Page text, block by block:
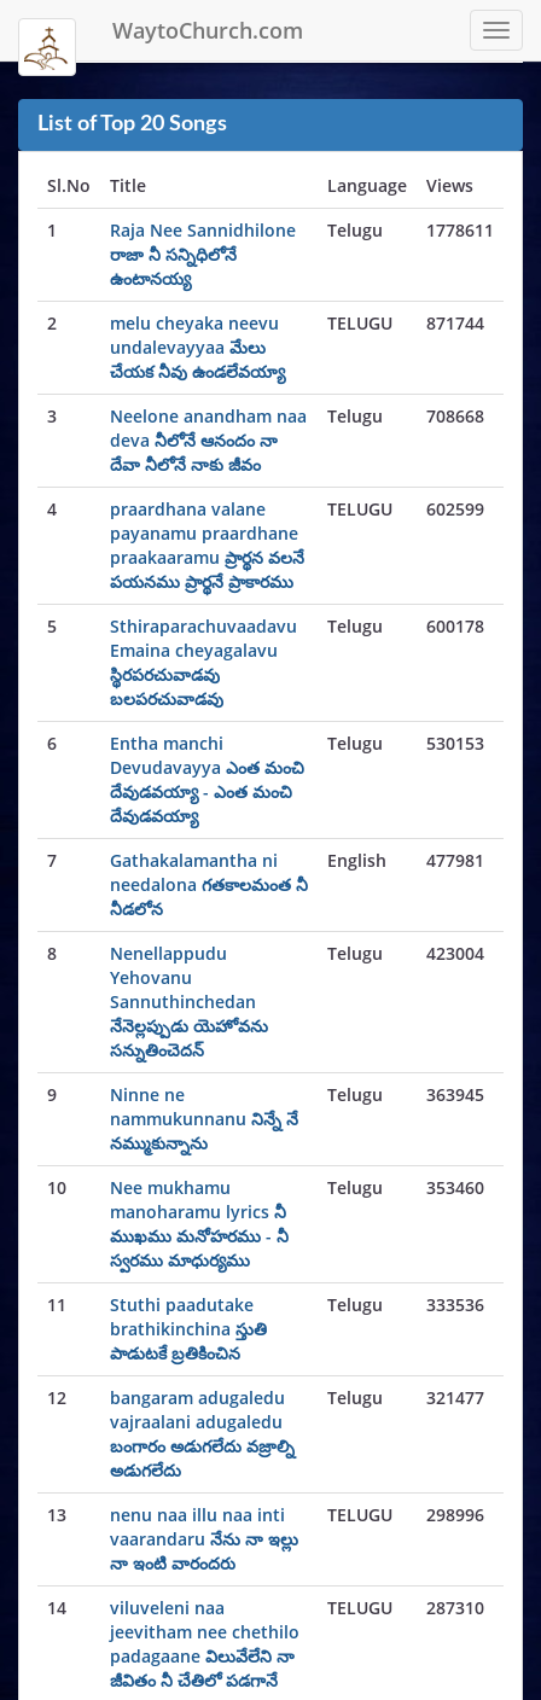
WaytoChurch.com
List of Top 20 Songs
Sl.No Title Language
Views
1
Raja Nee Sannidhilone
రాజా నీ సన్నిధిలోనే
ఉంటానయ్య
Telugu 1778611
2
melu cheyaka neevu
undalevayyaa మేలు
చేయక నీవు ఉండలేవయ్యా
TELUGU 871744
3
Neelone anandham naa
deva నీలోనే ఆనందం నా
దేవా నీలోనే నాకు జీవం
Telugu 708668
4
praardhana valane
payanamu praardhane
praakaaramu ప్రార్థన వలనే
పయనము ప్రార్థనే ప్రాకారము
TELUGU 602599
5
Sthiraparachuvaadavu
Emaina cheyagalavu
స్థిరపరచువాడవు
బలపరచువాడవు
Telugu 600178
6
Entha manchi
Devudavayya ఎంత మంచి
దేవుడవయ్యా - ఎంత మంచి
దేవుడవయ్యా
Telugu 530153
7
Gathakalamantha ni
needalona గతకాలమంత నీ
నీడలోన
English 477981
8
Nenellappudu
Yehovanu
Sannuthinchedan
నేనెల్లప్పుడు యెహోవను
సన్నుతించెదన్
Telugu 423004
9
Ninne ne
nammukunnanu నిన్నే నే
నమ్ముకున్నాను
Telugu 363945
10
Nee mukhamu
manoharamu lyrics నీ
ముఖము మనోహరము - నీ
స్వరము మాధుర్యము
Telugu 353460
11
Stuthi paadutake
brathikinchina స్తుతి
పాడుటకే బ్రతికించిన
Telugu 333536
12
bangaram adugaledu
vajraalani adugaledu
బంగారం అడుగలేదు వజ్రాల్ని
అడుగలేదు
Telugu 321477
13
nenu naa illu naa inti
vaarandaru నేను నా ఇల్లు
నా ఇంటి వారందరు
TELUGU 298996
14
viluveleni naa
jeevitham nee chethilo
padagaane విలువేలేని నా
జీవితం నీ చేతిలో పడగానే
TELUGU 287310